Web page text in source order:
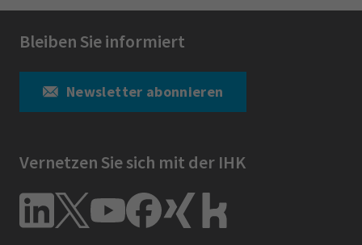
Bleiben Sie informiert
Newsletter abonnieren
Vernetzen Sie sich mit der IHK